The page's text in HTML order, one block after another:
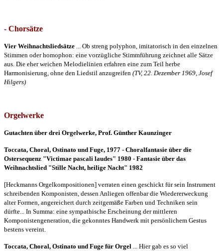
- Chorsätze
Vier Weihnachtsliedsätze ... Ob streng polyphon, imitatorisch in den einzelnen
Stimmen oder homophon: eine vorzügliche Stimmführung zeichnet alle Sätze
aus. Die eher weichen Melodielinien erfahren eine zum Teil herbe
Harmonisierung, ohne den Liedstil anzugreifen (TV, 22. Dezember 1969, Josef
Hilgers)
Orgelwerke
Gutachten über drei Orgelwerke, Prof. Günther Kaunzinger
Toccata, Choral, Ostinato und Fuge, 1977 - Choralfantasie über die
Ostersequenz "Victimae pascali laudes" 1980 - Fantasie über das
Weihnachtslied "Stille Nacht, heilige Nacht" 1982
[Heckmanns Orgelkompositionen] verraten einen geschickt für sein Instrument
schreibenden Komponisten, dessen Anliegen offenbar die Wiedererweckung
alter Formen, angereichert durch zeitgemäße Farben und Techniken sein
dürfte... In Summa: eine sympathische Erscheinung der mittleren
Komponistengeneration, die gekonntes Handwerk mit persönlichem Gestus
bestens vereint.
Toccata, Choral, Ostinato und Fuge für Orgel ... Hier gab es so viel